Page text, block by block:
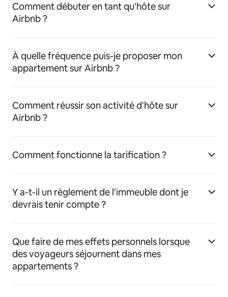
Comment débuter en tant qu'hôte sur
Airbnb ?
À quelle fréquence puis-je proposer mon
appartement sur Airbnb ?
Comment réussir son activité d'hôte sur
Airbnb ?
Comment fonctionne la tarification ?
Y a-t-il un règlement de l'immeuble dont je
devrais tenir compte ?
Que faire de mes effets personnels lorsque
des voyageurs séjournent dans mes
appartements ?